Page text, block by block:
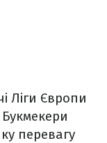
Ліги Європи
перевагу